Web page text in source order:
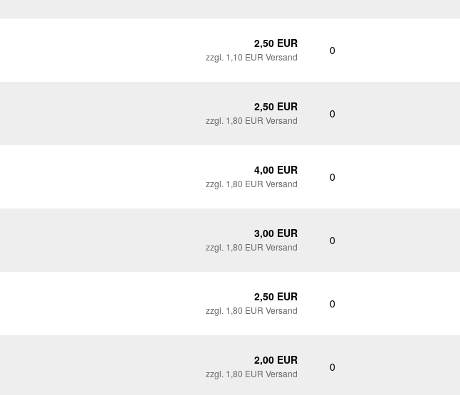
2,50 EUR
zzgl. 1,10 EUR Versand 0
2,50 EUR
zzgl. 1,80 EUR Versand 0
4,00 EUR
zzgl. 1,80 EUR Versand 0
3,00 EUR
zzgl. 1,80 EUR Versand 0
2,50 EUR
zzgl. 1,80 EUR Versand 0
2,00 EUR
zzgl. 1,80 EUR Versand 0